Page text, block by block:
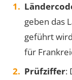
geben das
geführt wird
für
Prüfziffer: